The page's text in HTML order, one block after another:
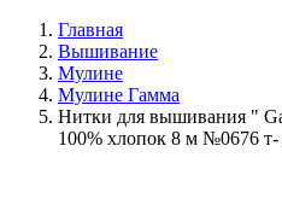
Главная
Вышивание
Мулине
Мулине Гамма
Нитки для вышивания "
100% хлопок 8 м №0676